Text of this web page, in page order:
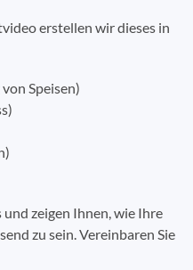
erstellen wir dieses in
Speisen)
zeigen Ihnen, wie Ihre
zu sein. Vereinbaren Sie